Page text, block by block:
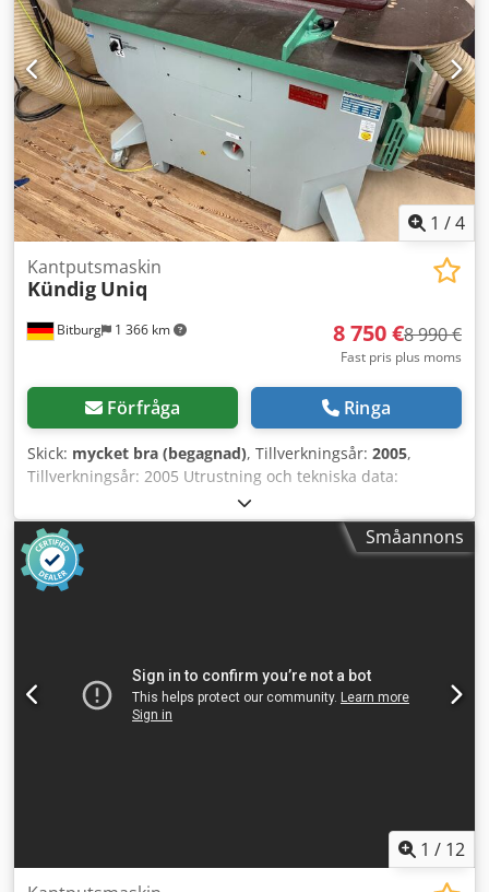
1 /4
Bitburg 1 366 km
Kantputsmaskin
Kündig Uniq
8 750 €8 990 €
Fast pris plus moms
Förfråga Ringa
Skick: mycket bra (begagnad), Tillverkningsår: 2005,
Tillverkningsår: 2005 Utrustning och tekniska data:
Dcodpfozi Hagjx Abzok - Kan användas från båda sidor
med både planslip- och kontaktslipyta - Slipbandsmått 200
x 2000 mm - Banddriftmotor 3 kW - Programmerbar
oscillerande slaglängd 10–90 mm - Slippenhet kan vinklas
motoriskt upp till 45 grader - CE-märkning/dammsäker
Bitburg Tillgänglighet: omgående
Småannons
1 / 12